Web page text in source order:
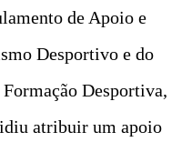
de Apoio e
Desportivo e do
Desportiva,
atribuir um apoio